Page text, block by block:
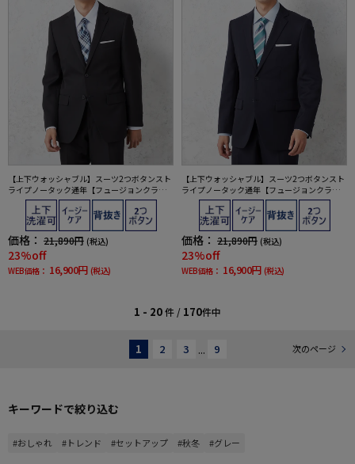
【上下ウォッシャブル】スーツ2つボタンスト
ライプノータック通年【フュージョンクラ
価格： 21,890円 (税込)
23%off
WEB価格： 16,900円 (税込)
【上下ウォッシャブル】スーツ2つボタンスト
ライプノータック通年【フュージョンクラ
価格： 21,890円 (税込)
23%off
WEB価格： 16,900円 (税込)
1 - 20件 / 170件中
1 2 3 ... 9 次のページ
キーワードで絞り込む
#おしゃれ #トレンド #セットアップ #秋冬 #グレー